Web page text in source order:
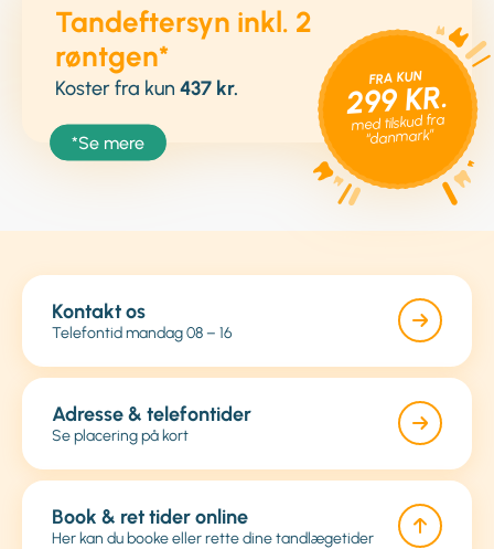
Tandeftersyn inkl. 2
røntgen*
Koster fra kun 437 kr.
*Se mere
FRA KUN
299 KR.
med tilskud fra
“danmark”
Kontakt os
Telefontid mandag 08 – 16
Adresse & telefontider
Se placering på kort
Book & ret tider online
Her kan du booke eller rette dine tandlægetider